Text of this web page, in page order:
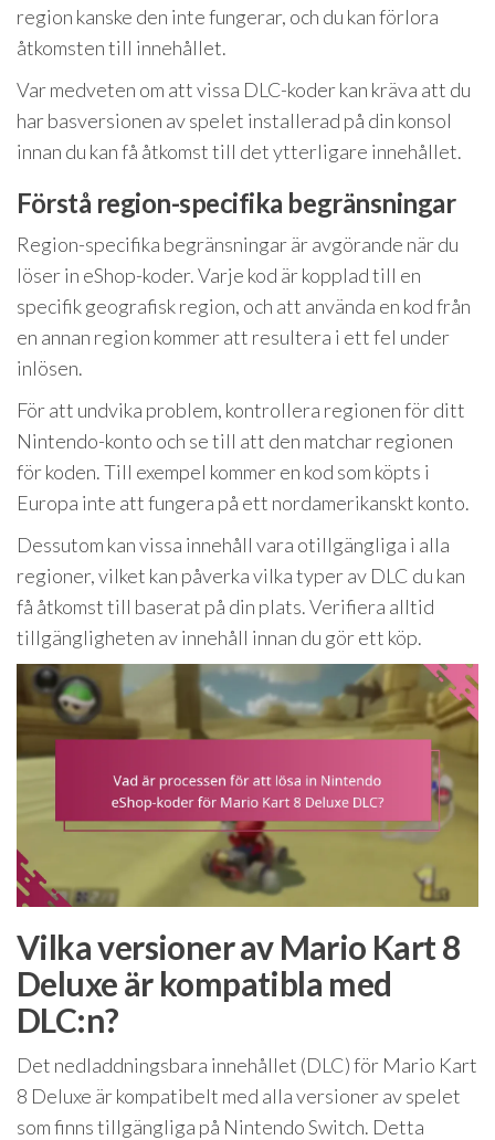
region kanske den inte fungerar, och du kan förlora
åtkomsten till innehållet.
Var medveten om att vissa DLC-koder kan kräva att du
har basversionen av spelet installerad på din konsol
innan du kan få åtkomst till det ytterligare innehållet.
Förstå region-specifika begränsningar
Region-specifika begränsningar är avgörande när du
löser in eShop-koder. Varje kod är kopplad till en
specifik geografisk region, och att använda en kod från
en annan region kommer att resultera i ett fel under
inlösen.
För att undvika problem, kontrollera regionen för ditt
Nintendo-konto och se till att den matchar regionen
för koden. Till exempel kommer en kod som köpts i
Europa inte att fungera på ett nordamerikanskt konto.
Dessutom kan vissa innehåll vara otillgängliga i alla
regioner, vilket kan påverka vilka typer av DLC du kan
få åtkomst till baserat på din plats. Verifiera alltid
tillgängligheten av innehåll innan du gör ett köp.
Vilka versioner av Mario Kart 8
Deluxe är kompatibla med
DLC:n?
Det nedladdningsbara innehållet (DLC) för Mario Kart
8 Deluxe är kompatibelt med alla versioner av spelet
som finns tillgängliga på Nintendo Switch. Detta